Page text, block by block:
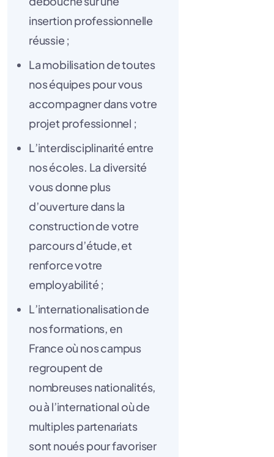
insertion professionnelle
réussie ;
La mobilisation de toutes
nos équipes pour vous
accompagner dans votre
projet professionnel ;
L’interdisciplinarité entre
nos écoles. La diversité
vous donne plus
d’ouverture dans la
construction de votre
parcours d’étude, et
renforce votre
employabilité ;
L’internationalisation de
nos formations, en
France où nos campus
regroupent de
nombreuses nationalités,
ou à l’international où de
multiples partenariats
sont noués pour favoriser